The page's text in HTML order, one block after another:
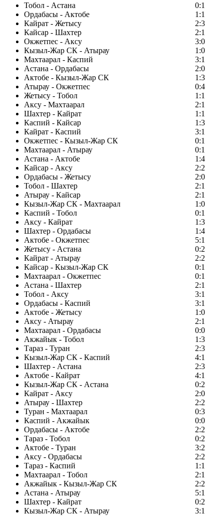
Тобол - Астана
0:1
Ордабасы - Актобе
1:1
Кайрат - Жетысу
2:3
Кайсар - Шахтер
2:1
Окжетпес - Аксу
3:0
Кызыл-Жар СК - Атырау
1:0
Махтаарал - Каспий
3:1
Астана - Ордабасы
2:0
Актобе - Кызыл-Жар СК
1:3
Атырау - Окжетпес
0:4
Жетысу - Тобол
1:1
Аксу - Махтаарал
2:1
Шахтер - Кайрат
1:1
Каспий - Кайсар
1:3
Кайрат - Каспий
3:1
Окжетпес - Кызыл-Жар СК
0:1
Махтаарал - Атырау
0:1
Астана - Актобе
1:4
Кайсар - Аксу
2:2
Ордабасы - Жетысу
2:0
Тобол - Шахтер
2:1
Атырау - Кайсар
2:1
Кызыл-Жар СК - Махтаарал
1:0
Каспий - Тобол
0:1
Аксу - Кайрат
1:3
Шахтер - Ордабасы
1:4
Актобе - Окжетпес
5:1
Жетысу - Астана
0:2
Кайрат - Атырау
2:2
Кайсар - Кызыл-Жар СК
0:1
Махтаарал - Окжетпес
0:1
Астана - Шахтер
2:1
Тобол - Аксу
3:1
Ордабасы - Каспий
3:1
Актобе - Жетысу
1:0
Аксу - Атырау
2:1
Махтаарал - Ордабасы
0:0
Акжайык - Тобол
1:3
Тараз - Туран
2:3
Кызыл-Жар СК - Каспий
4:1
Шахтер - Астана
2:3
Актобе - Кайрат
4:1
Кызыл-Жар СК - Астана
0:2
Кайрат - Аксу
2:0
Атырау - Шахтер
2:2
Туран - Махтаарал
0:3
Каспий - Акжайык
0:0
Ордабасы - Актобе
2:2
Тараз - Тобол
0:2
Актобе - Туран
3:2
Аксу - Ордабасы
2:2
Тараз - Каспий
1:1
Махтаарал - Тобол
2:1
Акжайык - Кызыл-Жар СК
2:2
Астана - Атырау
5:1
Шахтер - Кайрат
0:2
Кызыл-Жар СК - Атырау
3:1